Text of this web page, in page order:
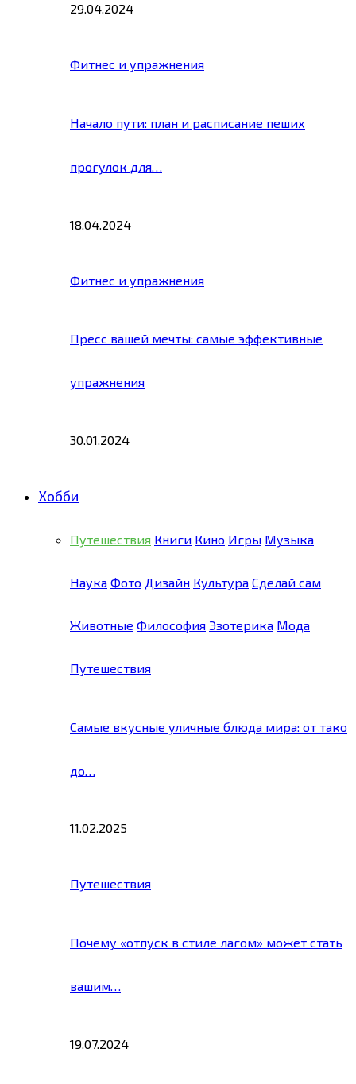
29.04.2024
Фитнес и упражнения
Начало пути: план и расписание пеших
прогулок для…
18.04.2024
Фитнес и упражнения
Пресс вашей мечты: самые эффективные
упражнения
30.01.2024
Хобби
Путешествия Книги Кино Игры Музыка
Наука Фото Дизайн Культура Сделай сам
Животные Философия Эзотерика Мода
Путешествия
Самые вкусные уличные блюда мира: от тако
до…
11.02.2025
Путешествия
Почему «отпуск в стиле лагом» может стать
вашим…
19.07.2024